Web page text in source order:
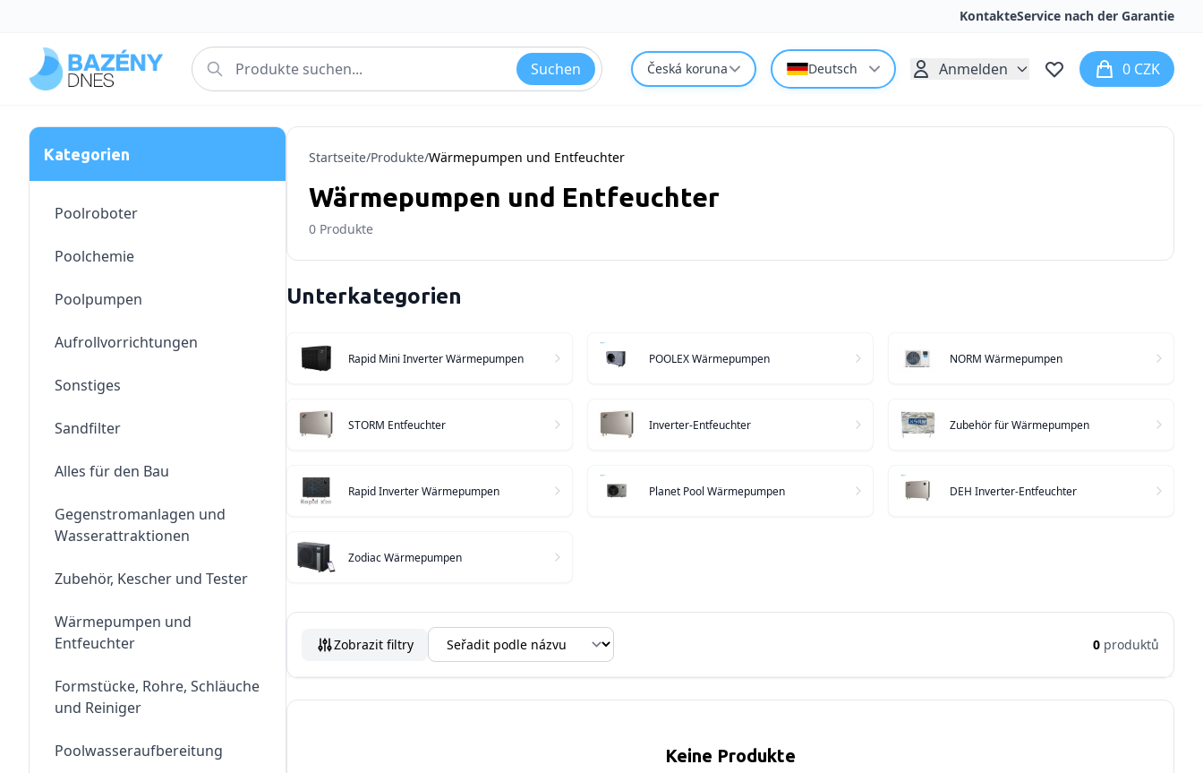
KontakteService nach der Garantie
Suchen Česká koruna Deutsch Anmelden 0 CZK
Kategorien
Poolroboter
Poolchemie
Poolpumpen
Aufrollvorrichtungen
Sonstiges
Sandfilter
Alles für den Bau
Gegenstromanlagen und
Wasserattraktionen
Zubehör, Kescher und Tester
Wärmepumpen und
Entfeuchter
Formstücke, Rohre, Schläuche
und Reiniger
Poolwasseraufbereitung
Startseite/Produkte/Wärmepumpen und Entfeuchter
Wärmepumpen und Entfeuchter
0 Produkte
Unterkategorien
Rapid Mini Inverter Wärmepumpen POOLEX Wärmepumpen NORM Wärmepumpen
STORM Entfeuchter Inverter-Entfeuchter Zubehör für Wärmepumpen
Rapid Inverter Wärmepumpen Planet Pool Wärmepumpen DEH Inverter-Entfeuchter
Zodiac Wärmepumpen
Zobrazit filtry 0 produktů
Keine Produkte